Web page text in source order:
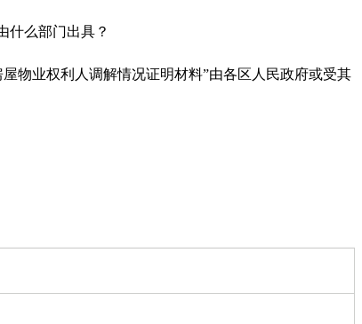
什么部门出具？
物业权利人调解情况证明材料”由各区人民政府或受其